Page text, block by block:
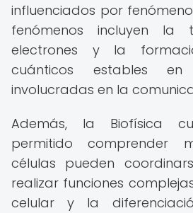
influenciados por
fenómenos incluyen la
electrones y la
cuánticos estables
involucradas en la
Además, la Biofísica
permitido comprender
células pueden
realizar funciones
celular y la